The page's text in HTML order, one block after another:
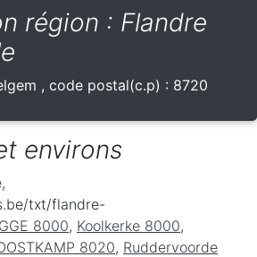
région : Flandre
, code postal(c.p) : 8720
environs
,
txt/flandre-
8000, Koolkerke 8000,
8020, Ruddervoorde